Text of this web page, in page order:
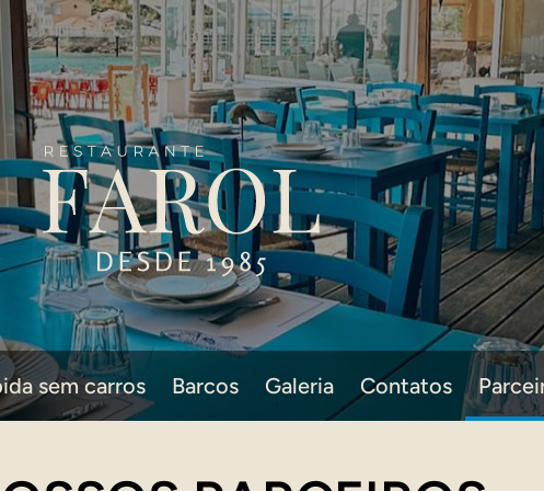
sem carros Barcos Galeria Contatos